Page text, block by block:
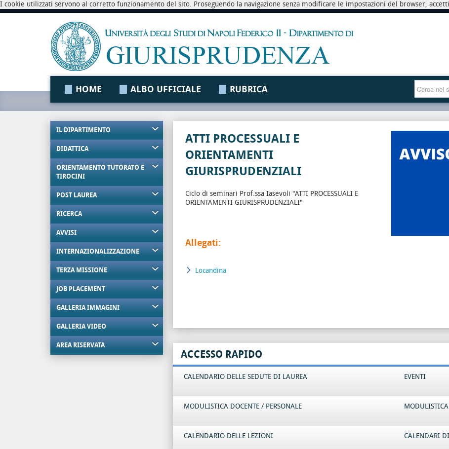
I cookie utilizzati servono al corretto funzionamento del sito. Proseguendo la navigazione senza modificare le impostazioni del browser,
HOME ALBO UFFICIALE RUBRICA
IL DIPARTIMENTO
DIDATTICA
ORIENTAMENTO TUTORATO E
TIROCINI
POST LAUREA
RICERCA
AVVISI
INTERNAZIONALIZZAZIONE
TERZA MISSIONE
JOB PLACEMENT
GALLERIA IMMAGINI
GALLERIA VIDEO
AREA RISERVATA
ATTI PROCESSUALI E
ORIENTAMENTI
GIURISPRUDENZIALI
Ciclo di seminari Prof.ssa Iasevoli "ATTI PROCESSUALI E
ORIENTAMENTI GIURISPRUDENZIALI"
Allegati:
Locandina
ACCESSO RAPIDO
CALENDARIO DELLE SEDUTE DI LAUREA EVENTI
MODULISTICA DOCENTE / PERSONALE
CALENDARIO DELLE LEZIONI CALENDARI